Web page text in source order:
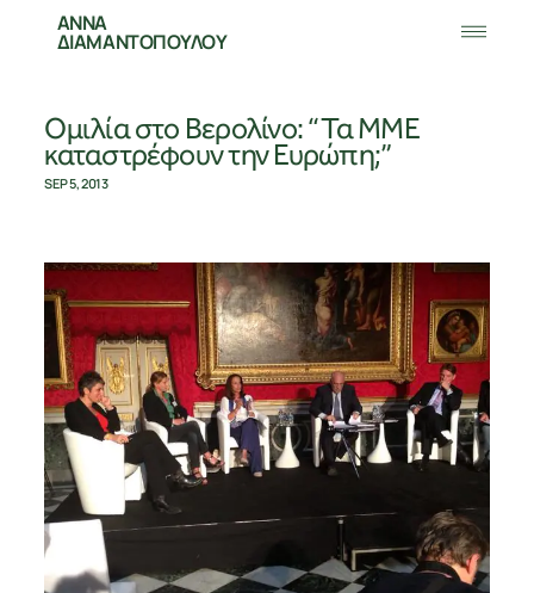
ΑΝΝΑ
ΔΙΑΜΑΝΤΟΠΟΥΛΟΥ
Ομιλία στο Βερολίνο: “Τα ΜΜΕ
καταστρέφουν την Ευρώπη;”
SEP 5, 2013